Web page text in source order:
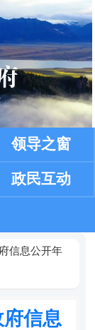
领导之窗
政民互动
信息公开年
信息